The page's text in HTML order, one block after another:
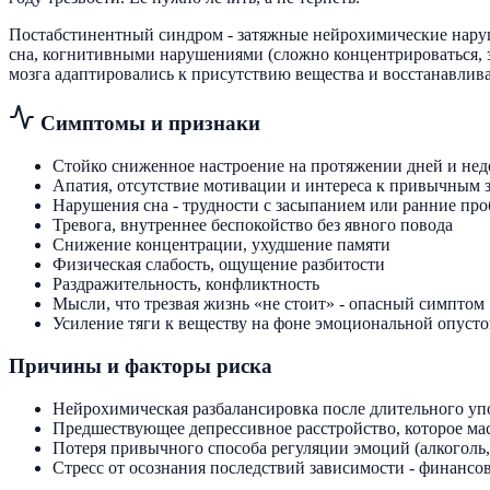
Постабстинентный синдром - затяжные нейрохимические
сна, когнитивными нарушениями (сложно концентрироваться,
мозга адаптировались к присутствию вещества и
Симптомы и признаки
Стойко сниженное настроение на протяжении дней и
Апатия, отсутствие мотивации и интереса к привычным
Нарушения сна - трудности с засыпанием или ранние
Тревога, внутреннее беспокойство без явного повода
Снижение концентрации, ухудшение памяти
Физическая слабость, ощущение разбитости
Раздражительность, конфликтность
Мысли, что трезвая жизнь «не стоит» - опасный симптом
Усиление тяги к веществу на фоне эмоциональной
Причины и факторы риска
Нейрохимическая разбалансировка после длительного
Предшествующее депрессивное расстройство, которое
Потеря привычного способа регуляции эмоций
Стресс от осознания последствий зависимости -